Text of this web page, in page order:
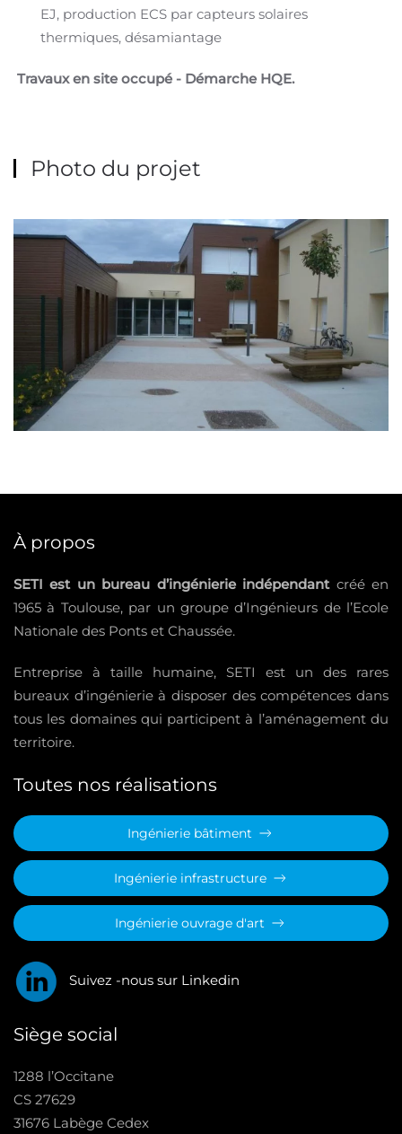
EJ, production ECS par capteurs solaires
thermiques, désamiantage
Travaux en site occupé - Démarche HQE.
Photo du projet
À propos
SETI est un bureau d’ingénierie indépendantcréé en
1965 à Toulouse, par un groupe d’Ingénieurs de l’Ecole
Nationale des Ponts et Chaussée.
Entreprise à taille humaine, SETI est un des rares
bureaux d’ingénierie à disposer des compétences dans
tous les domaines qui participent à l’aménagement du
territoire.
Toutes nos réalisations
Ingénierie bâtiment
Ingénierie infrastructure
Ingénierie ouvrage d'art
Suivez -nous sur Linkedin
Siège social
1288 l’Occitane
CS 27629
31676 Labège Cedex